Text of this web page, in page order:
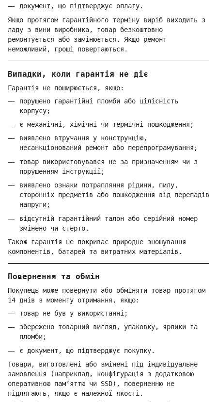
документ, що підтверджує оплату.
Якщо протягом гарантійного терміну виріб виходить з
ладу з вини виробника, товар безкоштовно
ремонтується або замінюється. Якщо ремонт
неможливий, гроші повертаються.
Випадки, коли гарантія не діє
Гарантія не поширюється, якщо:
порушено гарантійні пломби або цілісність
корпусу;
є механічні, хімічні чи термічні пошкодження;
виявлено втручання у конструкцію,
несанкціонований ремонт або перепрограмування;
товар використовувався не за призначенням чи з
порушенням інструкції;
виявлено ознаки потрапляння рідини, пилу,
сторонніх предметів або пошкодження від перепадів
напруги;
відсутній гарантійний талон або серійний номер
змінено чи стерто.
Також гарантія не покриває природне зношування
компонентів, батарей та витратних матеріалів.
Повернення та обмін
Покупець може повернути або обміняти товар протягом
14 днів з моменту отримання, якщо:
товар не був у використанні;
збережено товарний вигляд, упаковку, ярлики та
пломби;
є документ, що підтверджує покупку.
Товари, виготовлені або змінені під індивідуальне
замовлення (наприклад, конфігурація з додатковою
оперативною пам’яттю чи SSD), поверненню не
підлягають, якщо є належної якості.